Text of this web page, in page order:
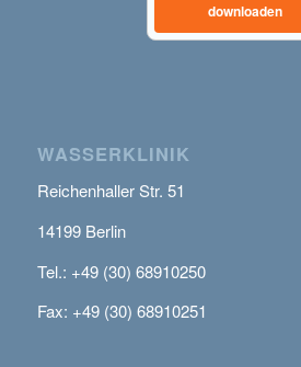
downloaden
WASSERKLINIK
Reichenhaller Str. 51
14199 Berlin
Tel.: +49 (30) 68910250
Fax: +49 (30) 68910251